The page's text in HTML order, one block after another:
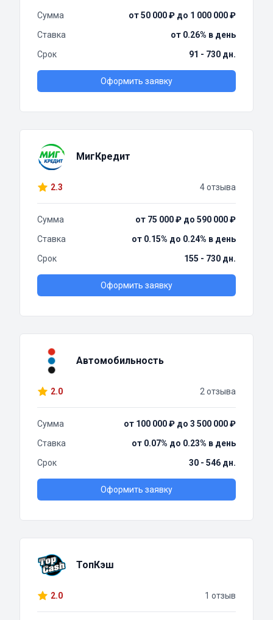
Сумма
от 50 000 ₽ до 1 000 000 ₽
Ставка
от 0.26% в день
Срок
91 - 730 дн.
Оформить заявку
МигКредит
2.3 4 отзыва
Сумма
от 75 000 ₽ до 590 000 ₽
Ставка
от 0.15% до 0.24% в день
Срок
155 - 730 дн.
Оформить заявку
Автомобильность
2.0 2 отзыва
Сумма
от 100 000 ₽ до 3 500 000 ₽
Ставка
от 0.07% до 0.23% в день
Срок
30 - 546 дн.
Оформить заявку
ТопКэш
2.0 1 отзыв